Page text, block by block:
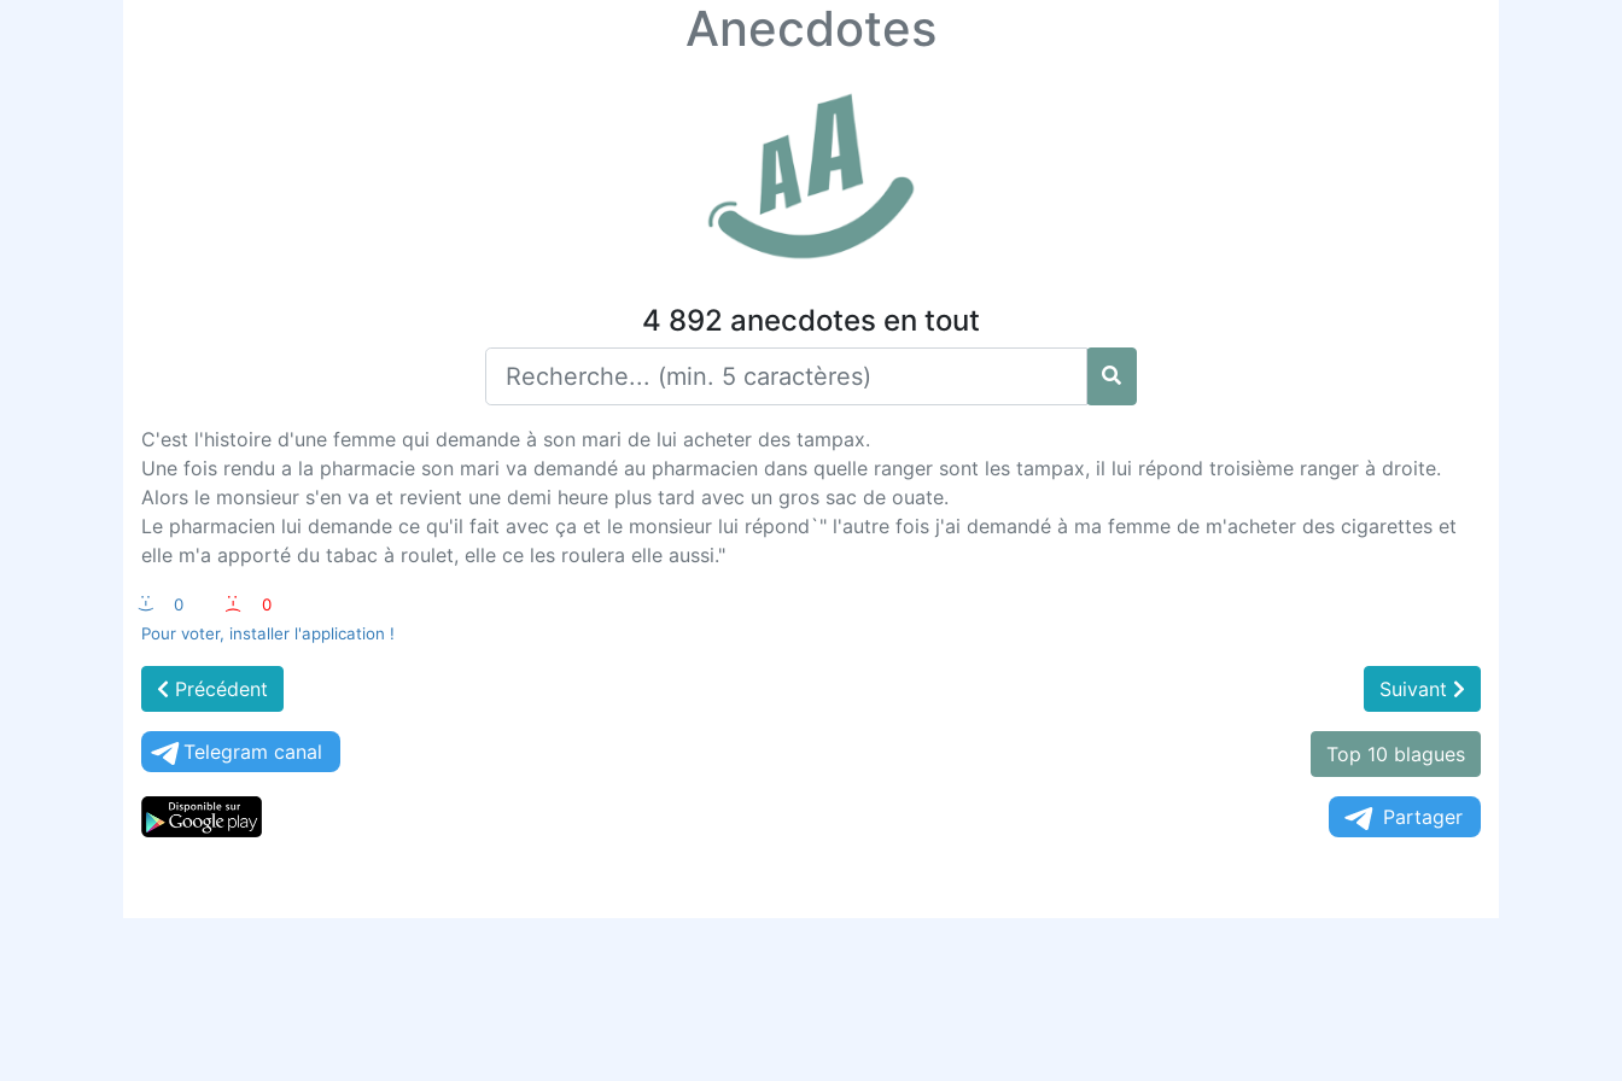
Anecdotes
4 892 anecdotes en tout
C'est l'histoire d'une femme qui demande à son mari de lui acheter des tampax.
Une fois rendu a la pharmacie son mari va demandé au pharmacien dans quelle ranger sont les tampax, il lui répond troisième ranger à droite.
Alors le monsieur s'en va et revient une demi heure plus tard avec un gros sac de ouate.
Le pharmacien lui demande ce qu'il fait avec ça et le monsieur lui répond`" l'autre fois j'ai demandé à ma femme de m'acheter des cigarettes et
elle m'a apporté du tabac à roulet, elle ce les roulera elle aussi."
:-) 0 :-(
0
Pour voter, installer l'application !
Précédent Suivant
Telegram canal Top 10 blagues
Partager